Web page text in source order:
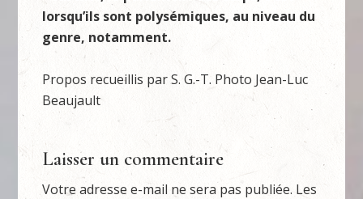
lorsqu’ils sont polysémiques, au niveau du
genre, notamment.
Propos recueillis par S. G.-T. Photo Jean-Luc
Beaujault
Laisser un commentaire
Votre adresse e-mail ne sera pas publiée. Les